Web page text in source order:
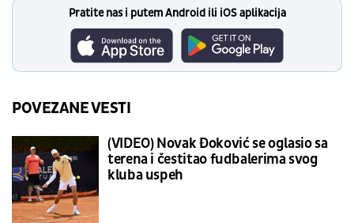
Pratite nas i putem Android ili iOS aplikacija
POVEZANE VESTI
(VIDEO) Novak Đoković se oglasio sa
terena i čestitao fudbalerima svog
kluba uspeh